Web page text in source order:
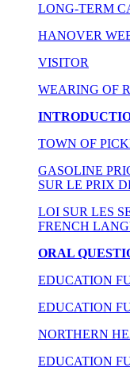
LONG-TERM
HANOVER
VISITOR
WEARING OF
TOWN OF
GASOLINE
SUR LE PRIX
LOI SUR LES
FRENCH
ORAL
EDUCATION
EDUCATION
NORTHERN
EDUCATION